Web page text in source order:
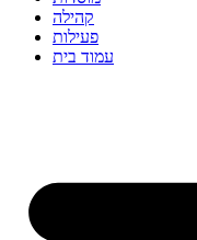
קהילה
פעילות
עמוד בית